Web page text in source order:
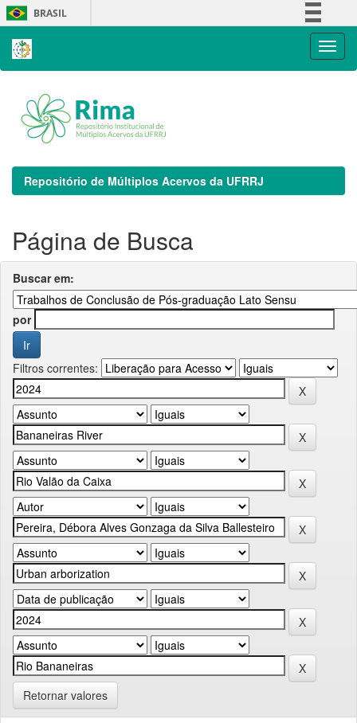
Skip
navigation
BRASIL
Repositório de Múltiplos Acervos da UFRRJ
Página de Busca
Buscar em:
por
Filtros correntes:
Retornar valores